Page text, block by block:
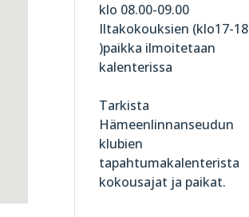
klo 08.00-09.00
Iltakokouksien (klo17-18
)paikka ilmoitetaan
kalenterissa
Tarkista
Hämeenlinnanseudun
klubien
tapahtumakalenterista
kokousajat ja paikat.